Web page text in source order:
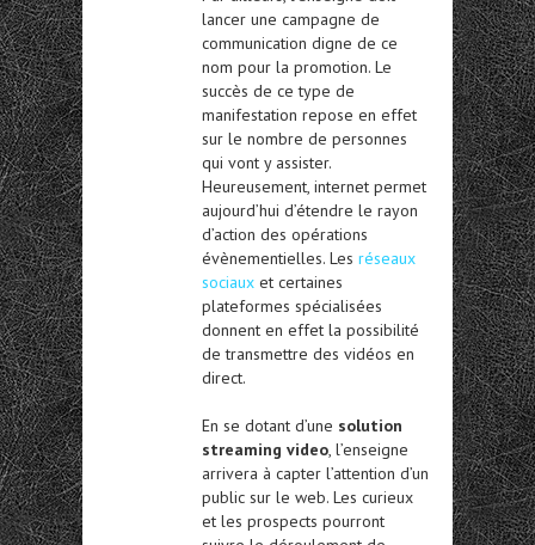
lancer une campagne de
communication digne de ce
nom pour la promotion. Le
succès de ce type de
manifestation repose en effet
sur le nombre de personnes
qui vont y assister.
Heureusement, internet permet
aujourd’hui d’étendre le rayon
d’action des opérations
évènementielles. Les réseaux
sociaux et certaines
plateformes spécialisées
donnent en effet la possibilité
de transmettre des vidéos en
direct.
En se dotant d’une solution
streaming video, l’enseigne
arrivera à capter l’attention d’un
public sur le web. Les curieux
et les prospects pourront